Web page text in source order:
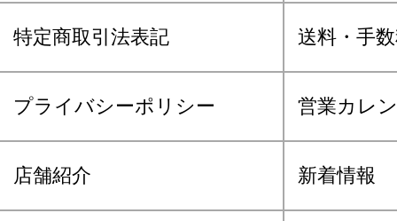
特定商取引法表記 送料・手
プライバシーポリシー 営業カレ
店舗紹介 新着情報